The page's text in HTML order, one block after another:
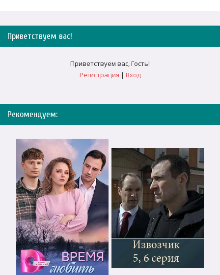
Приветствуем вас!
Приветствуем вас,Гость!
Регистрация | Вход
Рекомендуем: